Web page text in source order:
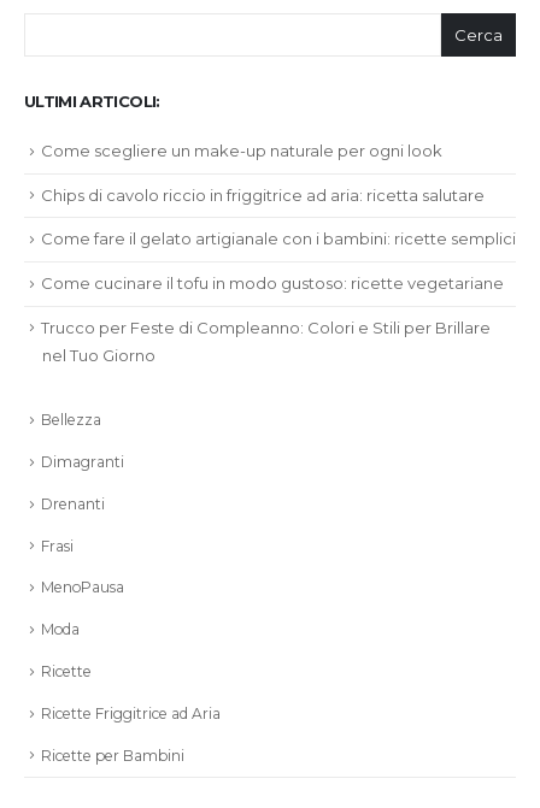
Cerca
ULTIMI ARTICOLI:
Come scegliere un make-up naturale per ogni look
Chips di cavolo riccio in friggitrice ad aria: ricetta salutare
Come fare il gelato artigianale con i bambini: ricette semplici
Come cucinare il tofu in modo gustoso: ricette vegetariane
Trucco per Feste di Compleanno: Colori e Stili per Brillare
nel Tuo Giorno
Bellezza
Dimagranti
Drenanti
Frasi
MenoPausa
Moda
Ricette
Ricette Friggitrice ad Aria
Ricette per Bambini